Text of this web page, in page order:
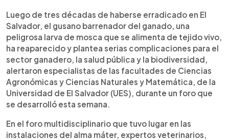
► Escuchar artículo
Luego de tres décadas de haberse erradicado en El
Salvador, el gusano barrenador del ganado, una
peligrosa larva de mosca que se alimenta de tejido vivo,
ha reaparecido y plantea serias complicaciones para el
sector ganadero, la salud pública y la biodiversidad,
alertaron especialistas de las facultades de Ciencias
Agronómicas y Ciencias Naturales y Matemática, de la
Universidad de El Salvador (UES), durante un foro que
se desarrolló esta semana.
En el foro multidisciplinario que tuvo lugar en las
instalaciones del alma máter, expertos veterinarios,